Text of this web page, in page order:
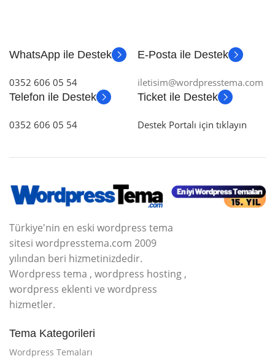
WhatsApp ile Destek
0352 606 05 54
E-Posta ile Destek
iletisim@wordpresstema.com
Telefon ile Destek
0352 606 05 54
Ticket ile Destek
Destek Portalı için tıklayın
Türkiye'nin en eski wordpress tema
sitesi wordpresstema.com 2009
yılından beri hizmetinizdedir.
Wordpress tema , wordpress hosting ,
wordpress eklenti ve wordpress
hizmetler.
Tema Kategorileri
Wordpress Temaları